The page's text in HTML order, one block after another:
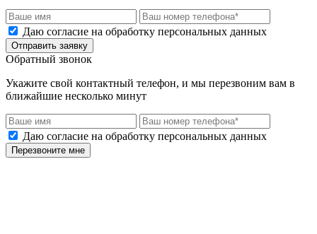
Даю согласие на обработку персональных данных
Отправить заявку
Обратный звонок
Укажите свой контактный телефон, и мы перезвоним вам в
ближайшие несколько минут
Даю согласие на обработку персональных данных
Перезвоните мне